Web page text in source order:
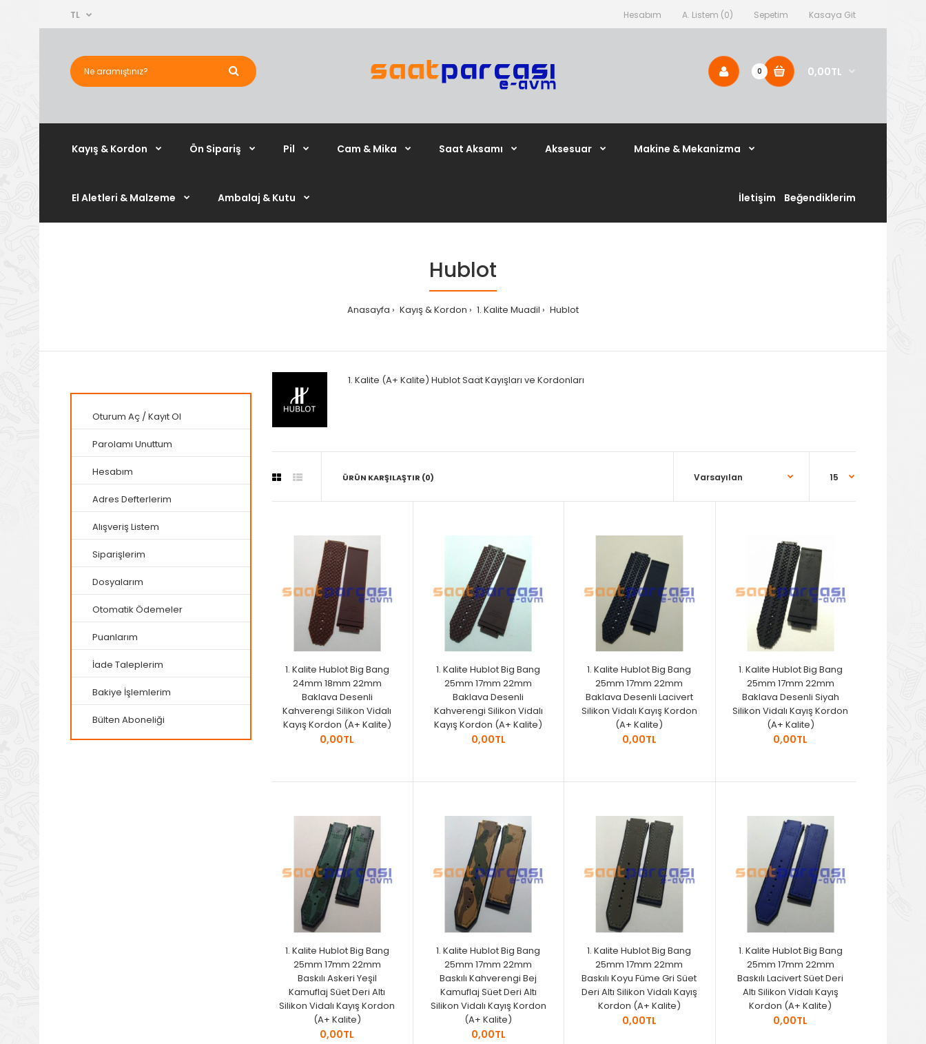
Hesabım A. Listem (0) Sepetim Kasaya Git
TL
0 0,00TL
Kayış & Kordon Ön Sipariş Pil Cam & Mika Saat Aksamı Aksesuar Makine & Mekanizma
El Aletleri & Malzeme Ambalaj & Kutu Beğendiklerim
İletişim
Hublot
Anasayfa Kayış & Kordon 1. Kalite Muadil Hublot
Oturum Aç /Kayıt Ol
Parolamı Unuttum
Hesabım
Adres Defterlerim
Alışveriş Listem
Siparişlerim
Dosyalarım
Otomatik Ödemeler
Puanlarım
İade Taleplerim
Bakiye İşlemlerim
Bülten Aboneliği
1. Kalite (A+ Kalite) Hublot Saat Kayışları ve Kordonları
ÜRÜN KARŞILAŞTIR (0)
1. Kalite Hublot Big Bang
24mm 18mm 22mm
Baklava Desenli
Kahverengi Silikon Vidalı
Kayış Kordon (A+ Kalite)
0,00TL
1. Kalite Hublot Big Bang
25mm 17mm 22mm
Baklava Desenli
Kahverengi Silikon Vidalı
Kayış Kordon (A+ Kalite)
0,00TL
1. Kalite Hublot Big Bang
25mm 17mm 22mm
Baklava Desenli Lacivert
Silikon Vidalı Kayış Kordon
(A+ Kalite)
0,00TL
1. Kalite Hublot Big Bang
25mm 17mm 22mm
Baklava Desenli Siyah
Silikon Vidalı Kayış Kordon
(A+ Kalite)
0,00TL
1. Kalite Hublot Big Bang
25mm 17mm 22mm
Baskılı Askeri Yeşil
Kamuflaj Süet Deri Altı
Silikon Vidalı Kayış Kordon
(A+ Kalite)
0,00TL
1. Kalite Hublot Big Bang
25mm 17mm 22mm
Baskılı Kahverengi Bej
Kamuflaj Süet Deri Altı
Silikon Vidalı Kayış Kordon
(A+ Kalite)
0,00TL
1. Kalite Hublot Big Bang
25mm 17mm 22mm
Baskılı Koyu Füme Gri Süet
Deri Altı Silikon Vidalı Kayış
Kordon (A+ Kalite)
0,00TL
1. Kalite Hublot Big Bang
25mm 17mm 22mm
Baskılı Lacivert Süet Deri
Altı Silikon Vidalı Kayış
Kordon (A+ Kalite)
0,00TL